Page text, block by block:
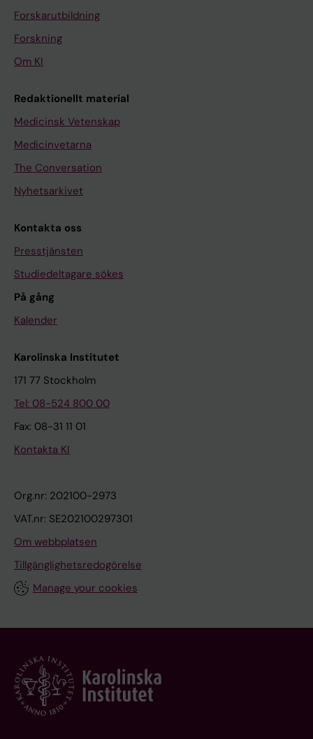
Forskarutbildning
Forskning
Om KI
Redaktionellt material
Medicinsk Vetenskap
Medicinvetarna
The Conversation
Nyhetsarkivet
Kontakta oss
Presstjänsten
Studiedeltagare sökes
På gång
Kalender
Karolinska Institutet
171 77 Stockholm
Tel: 08-524 800 00
Fax: 08-31 11 01
Kontakta KI
Org.nr: 202100-2973
VAT.nr: SE202100297301
Om webbplatsen
Tillgänglighetsredogörelse
Manage your cookies